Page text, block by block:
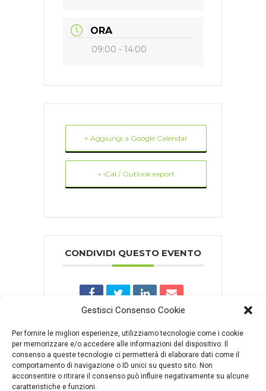
Gestisci Consenso Cookie
Per fornire le migliori esperienze, utilizziamo tecnologie come i cookie
per memorizzare e/o accedere alle informazioni del dispositivo. Il
consenso a queste tecnologie ci permetterà di elaborare dati come il
comportamento di navigazione o ID unici su questo sito. Non
acconsentire o ritirare il consenso può influire negativamente su alcune
caratteristiche e funzioni.
ORA
09:00 - 14:00
+ Aggiungi a Google Calendar
+ iCal / Outlook export
CONDIVIDI QUESTO EVENTO
Comments are closed.